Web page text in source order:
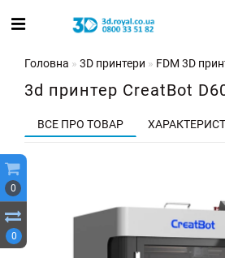
0
0
Головна 3D принтери FDM 3D
3d принтер CreatBot
ВСЕ ПРО ТОВАР